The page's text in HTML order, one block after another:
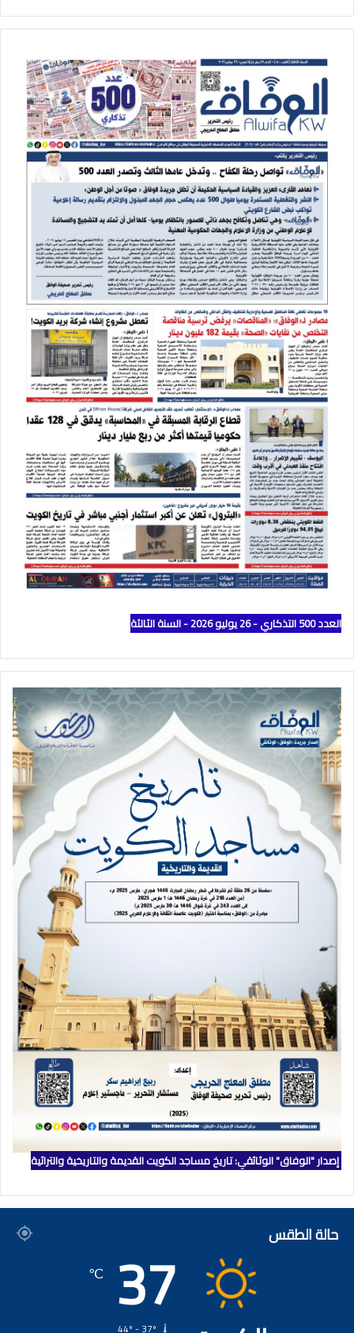
العدد 500 التذكاري - 26 يوليو 2026 - السنة الثالثة
إصدار "الوفاق" الوثائقي: تاريخ مساجد الكويت القديمة والتاريخية والتراثية
حالة الطقس 37
℃